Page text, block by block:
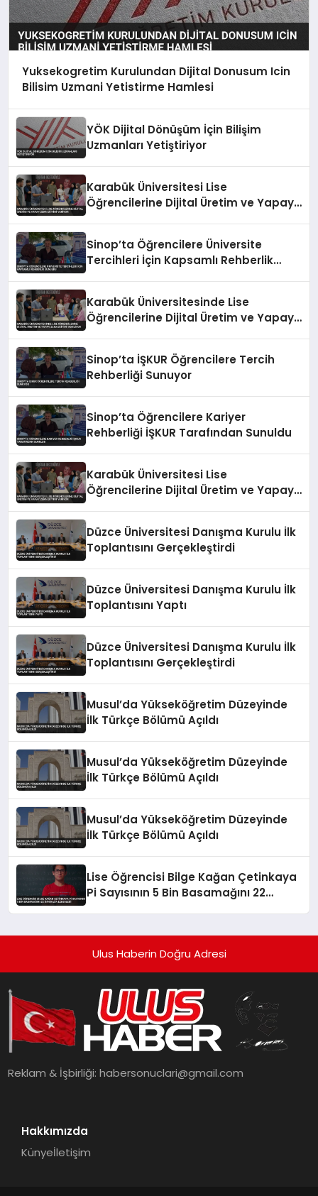
Yuksekogretim Kurulundan Dijital Donusum Icin
Bilisim Uzmani Yetistirme Hamlesi
YÖK Dijital Dönüşüm İçin Bilişim
Uzmanları Yetiştiriyor
Karabük Üniversitesi Lise
Öğrencilerine Dijital Üretim ve Yapay
Sinop’ta Öğrencilere Üniversite
Tercihleri İçin Kapsamlı Rehberlik
Karabük Üniversitesinde Lise
Öğrencilerine Dijital Üretim ve Yapay
Sinop’ta İŞKUR Öğrencilere Tercih
Rehberliği Sunuyor
Sinop’ta Öğrencilere Kariyer
Rehberliği İŞKUR Tarafından Sunuldu
Karabük Üniversitesi Lise
Öğrencilerine Dijital Üretim ve Yapay
Düzce Üniversitesi Danışma Kurulu İlk
Toplantısını Gerçekleştirdi
Düzce Üniversitesi Danışma Kurulu İlk
Toplantısını Yaptı
Düzce Üniversitesi Danışma Kurulu İlk
Toplantısını Gerçekleştirdi
Musul’da Yükseköğretim Düzeyinde
İlk Türkçe Bölümü Açıldı
Musul’da Yükseköğretim Düzeyinde
İlk Türkçe Bölümü Açıldı
Musul’da Yükseköğretim Düzeyinde
İlk Türkçe Bölümü Açıldı
Lise Öğrencisi Bilge Kağan Çetinkaya
Pi Sayısının 5 Bin Basamağını 22
Ulus Haberin Doğru Adresi
Reklam & İşbirliği:habersonuclari@gmail.com
Hakkımızda
Künyeİletişim